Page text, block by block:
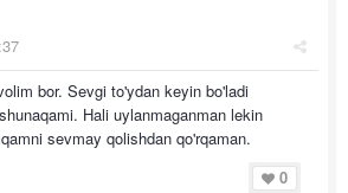
bor. Sevgi to'ydan keyin bo'ladi
Hali uylanmaganman lekin
sevmay qolishdan qo'rqaman.
0